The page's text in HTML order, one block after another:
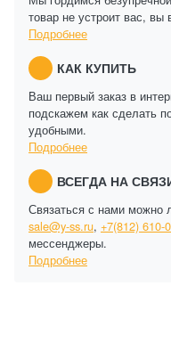
товар не устроит вас, вы
Подробнее
КАК КУПИТЬ
Ваш первый заказ в
подскажем как сделать
удобными.
Подробнее
ВСЕГДА НА
Связаться с нами
sale@y-ss.ru, +7(812) 610-
мессенджеры.
Подробнее